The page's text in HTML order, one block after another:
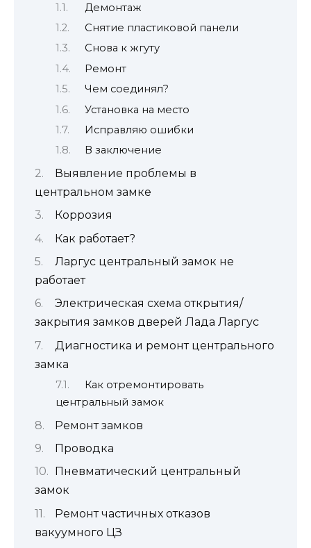
Демонтаж
Снятие пластиковой панели
Снова к жгуту
Ремонт
Чем соединял?
Установка на место
Исправляю ошибки
В заключение
Выявление проблемы в
центральном замке
Коррозия
Как работает?
Ларгус центральный замок не
работает
Электрическая схема открытия/
закрытия замков дверей Лада Ларгус
Диагностика и ремонт центрального
замка
Как отремонтировать
центральный замок
Ремонт замков
Проводка
Пневматический центральный
замок
Ремонт частичных отказов
вакуумного ЦЗ